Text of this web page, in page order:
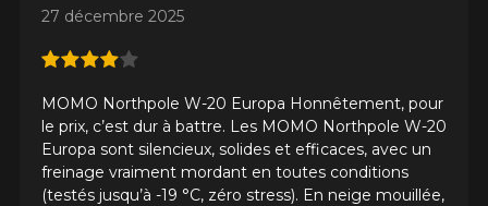
27 décembre 2025
MOMO Northpole W-20 Europa Honnêtement, pour
le prix, c’est dur à battre. Les MOMO Northpole W-20
Europa sont silencieux, solides et efficaces, avec un
freinage vraiment mordant en toutes conditions
(testés jusqu’à -19 °C, zéro stress). En neige mouillée,